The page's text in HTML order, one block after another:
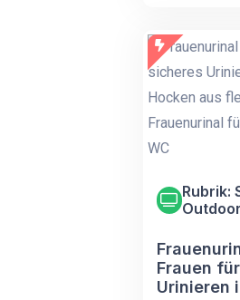
Rubrik:
Outdoor
Frauen
Urinieren